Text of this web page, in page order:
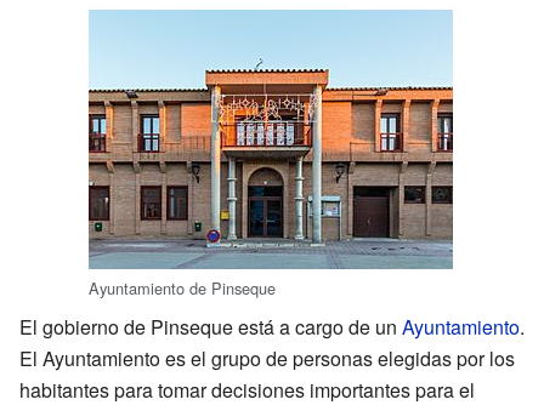
Ayuntamiento de Pinseque
El gobierno de Pinseque está a cargo de un Ayuntamiento.
El Ayuntamiento es el grupo de personas elegidas por los
habitantes para tomar decisiones importantes para el